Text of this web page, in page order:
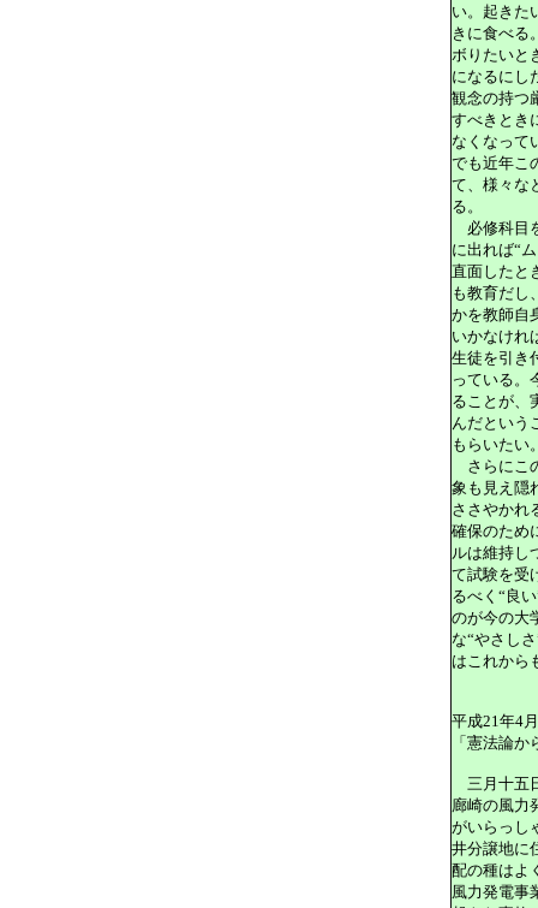
い。起きた
きに食べる
ボりたいと
になるにし
観念の持つ
すべきとき
なくなって
でも近年こ
て、様々な
る。
必修科目
に出れば“
直面したと
も教育だし
かを教師自
いかなけれ
生徒を引き
っている。
ることが、
んだという
もらいたい
さらにこ
象も見え隠
ささやかれ
確保のため
ルは維持し
て試験を受
るべく“良
のが今の大
な“やさし
はこれから
平成21年4
「憲法論
三月十五
廊崎の風力
がいらっし
井分譲地に
配の種はよ
風力発電事